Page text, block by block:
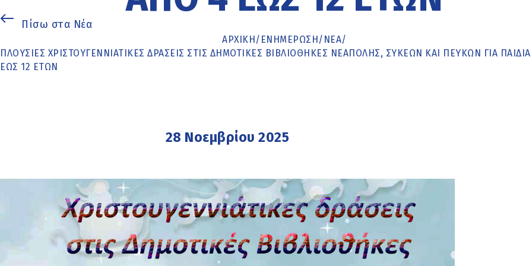
Πίσω στα Νέα
ΑΡΧΙΚΉ/ ΕΝΗΜΈΡΩΣΗ/ ΝΕΑ/
ΠΛΟΎΣΙΕΣ ΧΡΙΣΤΟΥΓΕΝΝΙΆΤΙΚΕΣ ΔΡΆΣΕΙΣ ΣΤΙΣ ΔΗΜΟΤΙΚΈΣ ΒΙΒΛΙΟΘΉΚΕΣ ΝΕΆΠΟΛΗΣ, ΣΥΚΕΏΝ ΚΑΙ ΠΕΎΚΩΝ ΓΙΑ
ΈΩΣ 12 ΕΤΏΝ
28 Νοεμβρίου 2025